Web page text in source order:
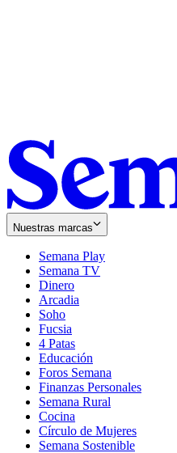
Nuestras marcas
Semana Play
Semana TV
Dinero
Arcadia
Soho
in
new
window
Fucsia
in
new
window
4 Patas
Educación
Foros Semana
Finanzas Personales
Semana Rural
Cocina
Círculo de Mujeres
Semana Sostenible